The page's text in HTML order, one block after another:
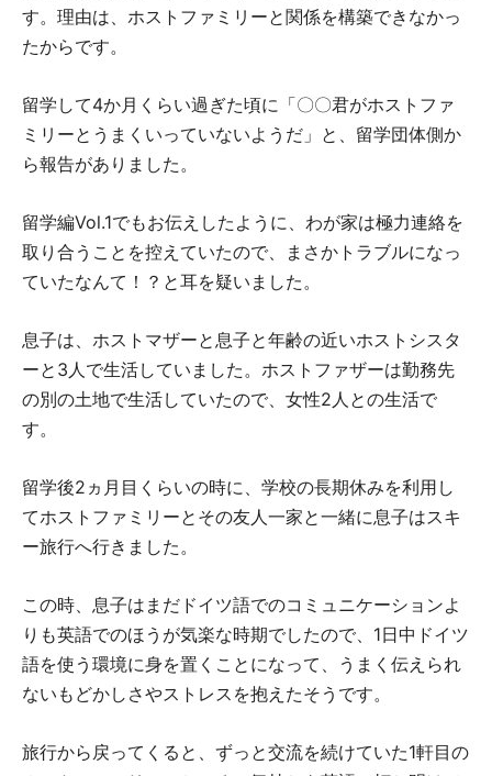
す。理由は、ホストファミリーと関係を構築できなかっ
たからです。
留学して4か月くらい過ぎた頃に「〇〇君がホストファ
ミリーとうまくいっていないようだ」と、留学団体側か
ら報告がありました。
留学編Vol.1でもお伝えしたように、わが家は極力連絡を
取り合うことを控えていたので、まさかトラブルになっ
ていたなんて！？と耳を疑いました。
息子は、ホストマザーと息子と年齢の近いホストシスタ
ーと3人で生活していました。ホストファザーは勤務先
の別の土地で生活していたので、女性2人との生活で
す。
留学後2ヵ月目くらいの時に、学校の長期休みを利用し
てホストファミリーとその友人一家と一緒に息子はスキ
ー旅行へ行きました。
この時、息子はまだドイツ語でのコミュニケーションよ
りも英語でのほうが気楽な時期でしたので、1日中ドイツ
語を使う環境に身を置くことになって、うまく伝えられ
ないもどかしさやストレスを抱えたそうです。
旅行から戻ってくると、ずっと交流を続けていた1軒目の